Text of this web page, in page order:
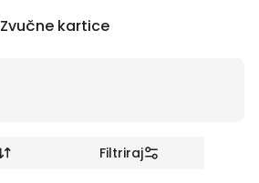
Zvučne kartice
Filtriraj